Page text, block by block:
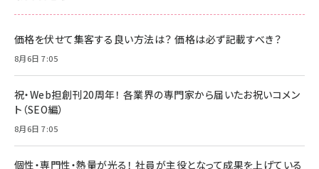
価格を伏せて集客する良い方法は？ 価格は必ず記載すべき？
8月6日 7:05
祝・Web担創刊20周年！ 各業界の専門家から届いたお祝いコメン
ト（SEO編）
8月6日 7:05
個性・専門性・熱量が光る！ 社員が主役となって成果を上げている